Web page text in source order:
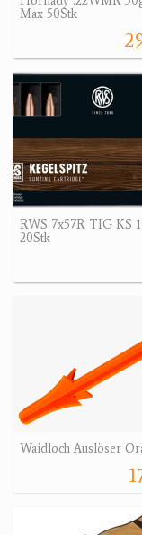
Max 50Stk
RWS 7x57R TIG KS
20Stk
Waidloch Auslöser